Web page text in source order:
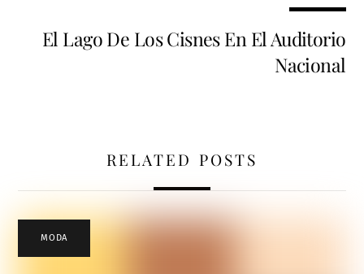
El Lago De Los Cisnes En El Auditorio
Nacional
RELATED POSTS
MODA